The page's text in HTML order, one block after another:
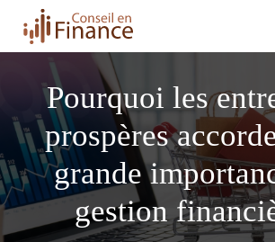
Pourquoi les
prospères
grande
gestion